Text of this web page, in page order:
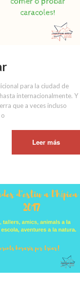
para la ciudad de
internacionalmente. Y
que a veces incluso
Leer más